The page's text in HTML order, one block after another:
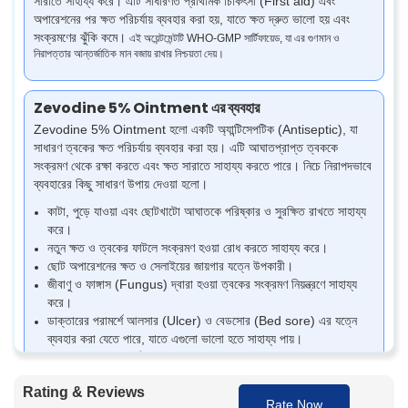
অপারেশনের পর ক্ষত পরিচর্যায় ব্যবহার করা হয়, যাতে ক্ষত দ্রুত ভালো হয় এবং
সংক্রমণের ঝুঁকি কমে। এই অয়েন্টমেন্টটি WHO-GMP সার্টিফায়েড, যা এর গুণমান ও
নিরাপত্তার আন্তর্জাতিক মান বজায় রাখার নিশ্চয়তা দেয়।
Zevodine 5% Ointment এর ব্যবহার
Zevodine 5% Ointment হলো একটি অ্যান্টিসেপটিক (Antiseptic), যা
সাধারণ ত্বকের ক্ষত পরিচর্যায় ব্যবহার করা হয়। এটি আঘাতপ্রাপ্ত ত্বককে
সংক্রমণ থেকে রক্ষা করতে এবং ক্ষত সারাতে সাহায্য করতে পারে। নিচে নিরাপদভাবে
ব্যবহারের কিছু সাধারণ উপায় দেওয়া হলো।
কাটা, পুড়ে যাওয়া এবং ছোটখাটো আঘাতকে পরিষ্কার ও সুরক্ষিত রাখতে সাহায্য
করে।
নতুন ক্ষত ও ত্বকের ফাটলে সংক্রমণ হওয়া রোধ করতে সাহায্য করে।
ছোট অপারেশনের ক্ষত ও সেলাইয়ের জায়গার যত্নে উপকারী।
জীবাণু ও ফাঙ্গাস (Fungus) দ্বারা হওয়া ত্বকের সংক্রমণ নিয়ন্ত্রণে সাহায্য
করে।
ডাক্তারের পরামর্শে আলসার (Ulcer) ও বেডসোর (Bed sore) এর যত্নে
ব্যবহার করা যেতে পারে, যাতে এগুলো ভালো হতে সাহায্য পায়।
ক্ষতিগ্রস্ত বা সংবেদনশীল ত্বকের অংশে ত্বকের পরিচ্ছন্নতা বজায় রাখতে
Rating & Reviews
Rate Now